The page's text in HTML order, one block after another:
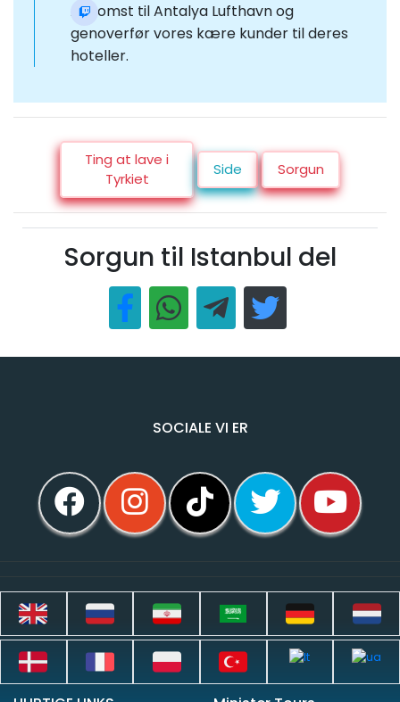
Ankomst til Antalya Lufthavn og
genoverfør vores kære kunder til deres
hoteller.
Ting at lave i
Tyrkiet
Side Sorgun
Sorgun til Istanbul del
SOCIALE VI ER